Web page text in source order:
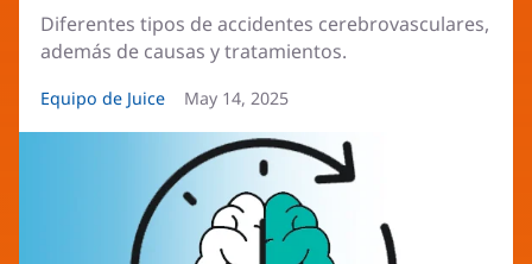
Diferentes tipos de accidentes cerebrovasculares,
además de causas y tratamientos.
Autor
Equipo de Juice
Fecha
artículo:
May 14, 2025